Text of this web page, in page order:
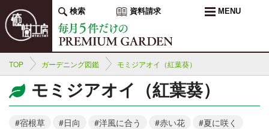
検索 資料請求 MENU
TOP ガーデニング図鑑 モミジアオイ（紅葉葵）
モミジアオイ（紅葉葵）
#宿根草 #日向 #洋風に合う #赤い花
#夏に咲く